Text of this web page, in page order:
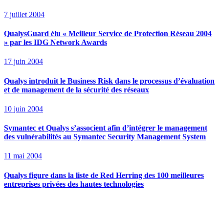
7 juillet 2004
QualysGuard élu « Meilleur Service de Protection Réseau 2004
» par les IDG Network Awards
17 juin 2004
Qualys introduit le Business Risk dans le processus d’évaluation
et de management de la sécurité des réseaux
10 juin 2004
Symantec et Qualys s’associent afin d’intégrer le management
des vulnérabilités au Symantec Security Management System
11 mai 2004
Qualys figure dans la liste de Red Herring des 100 meilleures
entreprises privées des hautes technologies